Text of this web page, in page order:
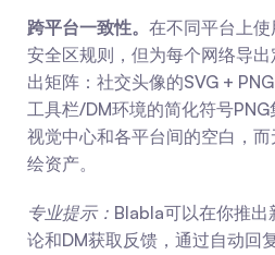
跨平台一致性。 在不同平台上
安全区规则，但为每个网络导
出矩阵：社交头像的SVG +
工具栏/DM环境的简化符号
视觉中心和各平台间的空白，
绘资产。
专业提示： Blabla可以在你推
论和DM获取反馈，通过自动回